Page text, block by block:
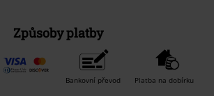
Způsoby platby
Bankovní převod Platba na dobírku